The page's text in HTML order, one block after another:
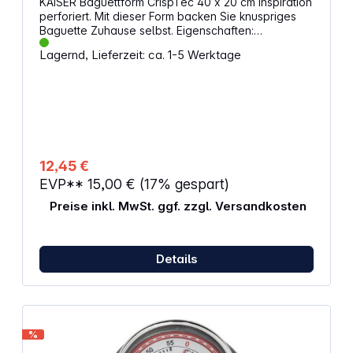
perforiert. Mit dieser Form backen Sie knuspriges
Baguette Zuhause selbst. Eigenschaften:
Baguettebackform mit CrispTec Perforierung für
eine rundum knusprige Kruste und weiche Krume
Lagernd, Lieferzeit: ca. 1-5 Werktage
12,45 €
EVP** 15,00 € (17% gespart)
Preise inkl. MwSt. ggf. zzgl. Versandkosten
Details
%